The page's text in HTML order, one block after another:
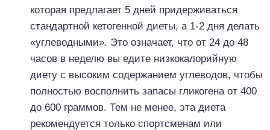
которая предлагает 5 дней придерживаться
стандартной кетогенной диеты, а 1-2 дня делать
«углеводными». Это означает, что от 24 до 48
часов в неделю вы едите низкокалорийную
диету с высоким содержанием углеводов, чтобы
полностью восполнить запасы гликогена от 400
до 600 граммов. Тем не менее, эта диета
рекомендуется только спортсменам или